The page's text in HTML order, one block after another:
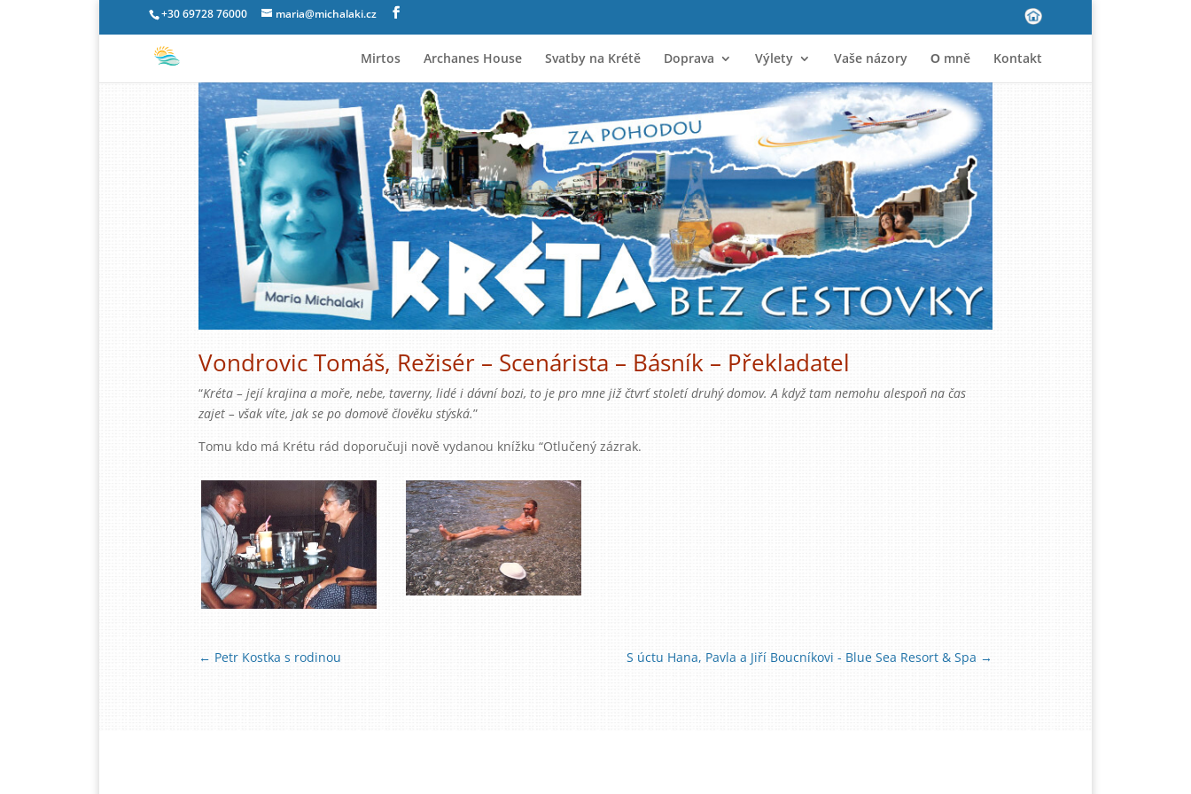
+30 69728 76000 maria@michalaki.cz
Mirtos Archanes House Svatby na Krétě Doprava Výlety Vaše názory Ο mně Kontakt
Vondrovic Tomáš, Režisér – Scenárista – Básník – Překladatel
“Kréta – její krajina a moře, nebe, taverny, lidé i dávní bozi, to je pro mne již čtvrť století druhý domov. A když tam nemohu alespoň na čas
zajet – však víte, jak se po domově člověku stýská.”
Tomu kdo má Krétu rád doporučuji nově vydanou knížku “Otlučený zázrak.
← Petr Kostka s rodinou S úctu Hana, Pavla a Jiří Boucníkovi - Blue Sea Resort & Spa →